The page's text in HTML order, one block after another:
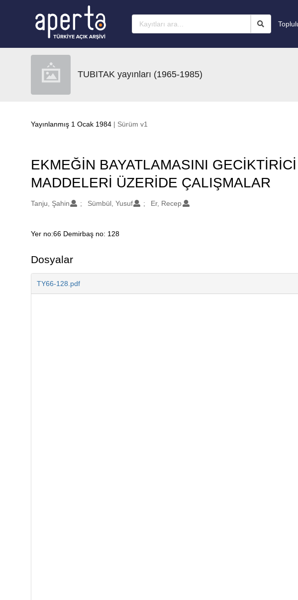
TUBITAK yayınları (1965-1985)
Yayınlanmış 1 Ocak 1984 | Sürüm v1
EKMEĞİN BAYATLAMASINI
MADDELERİ ÜZERİDE ÇALIŞMALAR
Oluşturanlar
Tanju, Şahin Sümbül, Yusuf Er, Recep
Açıklama
Yer no:66 Demirbaş no: 128
Dosyalar
TY66-128.pdf